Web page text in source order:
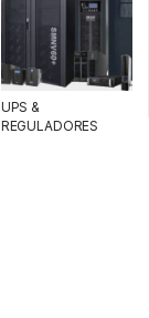
UPS &
REGULADORES